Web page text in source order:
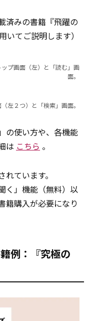
済みの書籍『飛躍の
いてご説明します）
ップ画面（左）と「読む」画
面。
左２つ）と「検索」画面。
の使い方や、各機能
は こちら 。
ています。
く」機能（無料）以
籍購入が必要になり
例：『究極の